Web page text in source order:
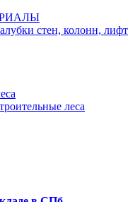
стен, колонн,
леса